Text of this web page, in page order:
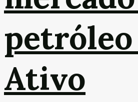
Ativo